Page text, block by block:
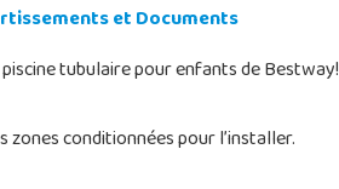
et Documents
tubulaire pour enfants de Bestway!
conditionnées pour l’installer.